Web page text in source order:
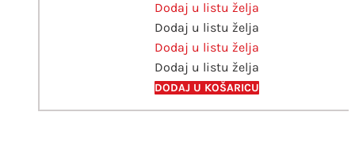
20,90 €.
lak
330ml
količina
Dodaj u listu želja
Dodaj u listu želja
Dodaj u listu želja
Dodaj u listu želja
DODAJ U KOŠARICU